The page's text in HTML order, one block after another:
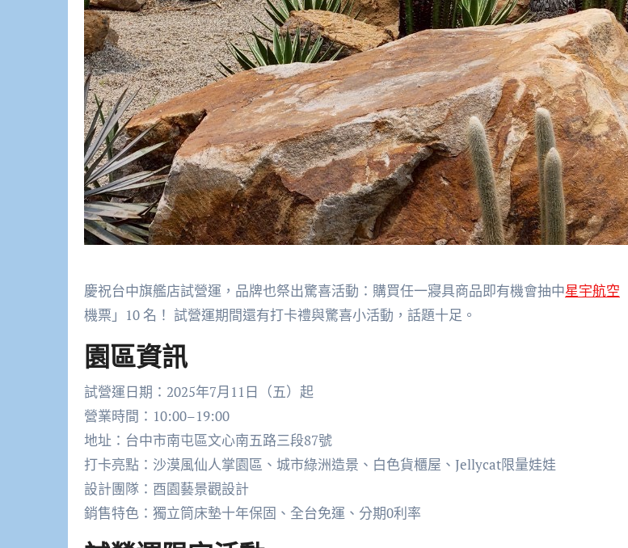
慶祝台中旗艦店試營運，品牌也祭出驚喜活動：購買任一寢具商品即有機會抽中星宇航空
機票」10 名！ 試營運期間還有打卡禮與驚喜小活動，話題十足。
園區資訊
試營運日期：2025年7月11日（五）起
營業時間：10:00–19:00
地址：台中市南屯區文心南五路三段87號
打卡亮點：沙漠風仙人掌園區、城市綠洲造景、白色貨櫃屋、Jellycat限量娃娃
設計團隊：酉園藝景觀設計
銷售特色：獨立筒床墊十年保固、全台免運、分期0利率